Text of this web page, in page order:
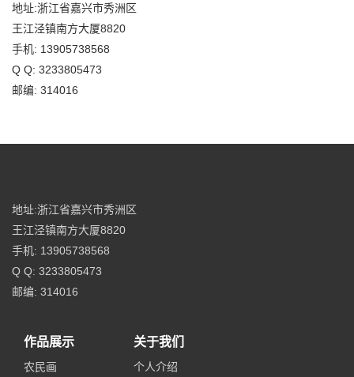
地址:浙江省嘉兴市秀洲区
王江泾镇南方大厦8820
手机: 13905738568
Q Q: 3233805473
邮编: 314016
地址:浙江省嘉兴市秀洲区
王江泾镇南方大厦8820
手机: 13905738568
Q Q: 3233805473
邮编: 314016
作品展示
农民画
关于我们
个人介绍